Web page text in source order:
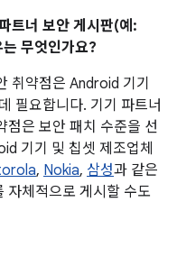
트너 보안 게시판(예:
무엇인가요?
취약점은 Android 기기
필요합니다. 기기 파트너
점은 보안 패치 수준을 선
기기 및 칩셋 제조업체
, Nokia, 삼성과 같은
자체적으로 게시할 수도